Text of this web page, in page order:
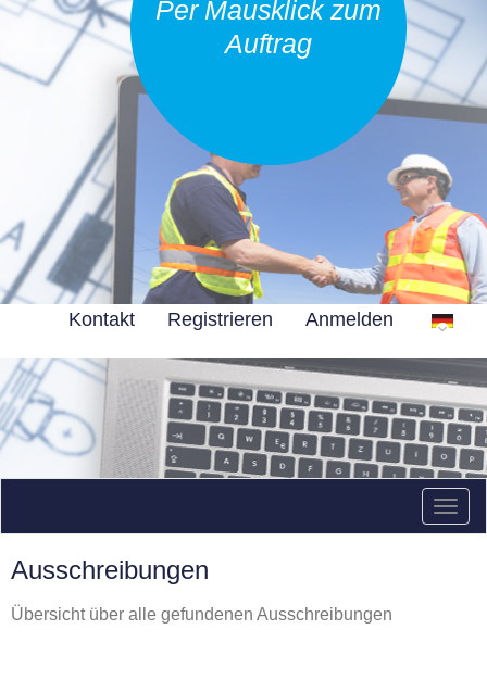
Per Mausklick zum
Auftrag
Kontakt Registrieren Anmelden
Ausschreibungen
Übersicht über alle gefundenen Ausschreibungen